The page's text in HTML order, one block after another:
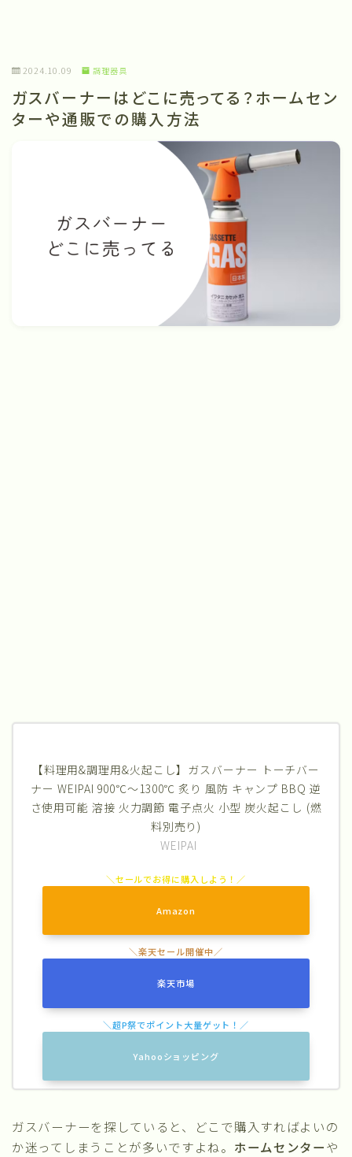
2024.10.09 調理器具
ガスバーナーはどこに売ってる？ホームセン
ターや通販での購入方法
【料理用&調理用&火起こし】ガスバーナー トーチバー
ナー WEIPAI 900℃～1300℃ 炙り 風防 キャンプ BBQ 逆
さ使用可能 溶接 火力調節 電子点火 小型 炭火起こし (燃
料別売り)
WEIPAI
Amazon
楽天市場
Yahooショッピング
ガスバーナーを探していると、どこで購入すればよいの
か迷ってしまうことが多いですよね。 ホームセンターや